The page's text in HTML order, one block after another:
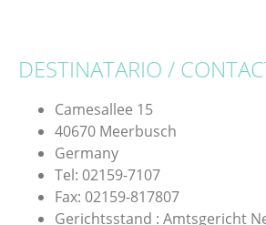
DESTINATARIO /
Camesallee 15
40670 Meerbusch
Germany
Tel: 02159-7107
Fax: 02159-817807
Gerichtsstand : Amtsgericht